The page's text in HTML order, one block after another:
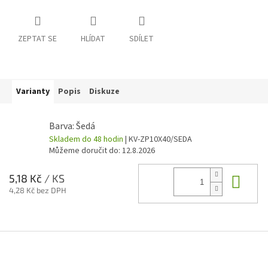
ZEPTAT SE HLÍDAT SDÍLET
Varianty Popis Diskuze
Barva: Šedá
Skladem do 48 hodin | KV-ZP10X40/SEDA
Můžeme doručit do: 12.8.2026
5,18 Kč / KS
4,28 Kč bez DPH